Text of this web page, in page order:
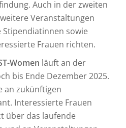
Auch in der zweiten
Veranstaltungen
Stipendiatinnen sowie
Frauen richten.
Women läuft an der
bis Ende Dezember 2025.
an zukünftigen
Interessierte Frauen
über das laufende